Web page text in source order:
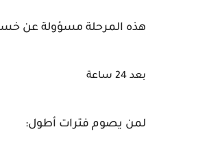
هذه المرحلة مسؤولة عن
بعد 24 ساعة
لمن يصوم فترات أطول: